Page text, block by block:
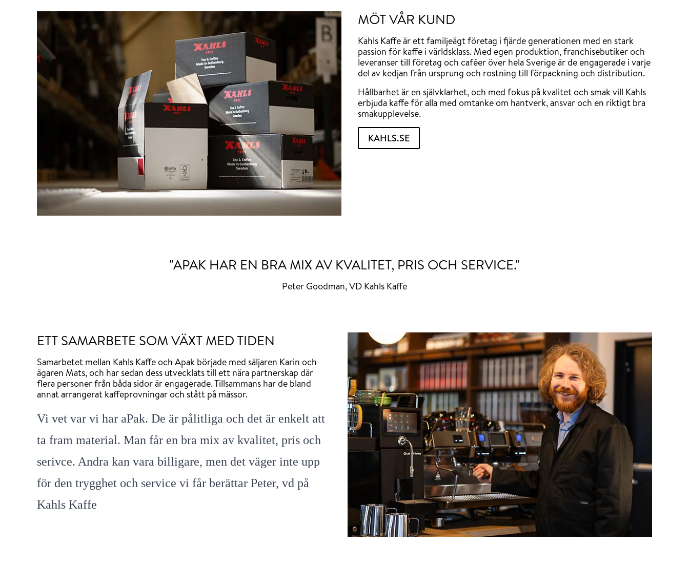
MÖT VÅR KUND
Kahls Kaffe är ett familjeägt företag i fjärde generationen med en stark
passion för kaffe i världsklass. Med egen produktion, franchisebutiker och
leveranser till företag och caféer över hela Sverige är de engagerade i varje
del av kedjan från ursprung och rostning till förpackning och distribution.
Hållbarhet är en självklarhet, och med fokus på kvalitet och smak vill Kahls
erbjuda kaffe för alla med omtanke om hantverk, ansvar och en riktigt bra
smakupplevelse.
KAHLS.SE
"APAK HAR EN BRA MIX AV KVALITET, PRIS OCH SERVICE."
Peter Goodman, VD Kahls Kaffe
ETT SAMARBETE SOM VÄXT MED TIDEN
Samarbetet mellan Kahls Kaffe och Apak började med säljaren Karin och
ägaren Mats, och har sedan dess utvecklats till ett nära partnerskap där
flera personer från båda sidor är engagerade. Tillsammans har de bland
annat arrangerat kaffeprovningar och stått på mässor.
Vi vet var vi har aPak. De är pålitliga och det är enkelt att
ta fram material. Man får en bra mix av kvalitet, pris och
serivce. Andra kan vara billigare, men det väger inte upp
för den trygghet och service vi får berättar Peter, vd på
Kahls Kaffe